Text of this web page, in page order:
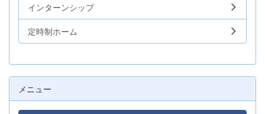
インターンシップ
定時制ホーム
メニュー